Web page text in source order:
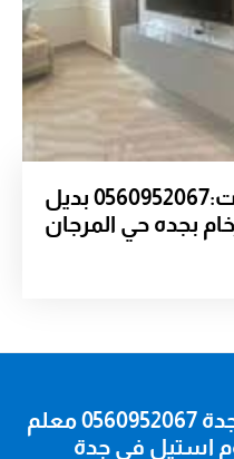
شغل بديل الرخام جدة ت:0560952067 بديل
بجده حي المرجان
معلم دهانات وديكورات بجدة 0560952067 معلم
استيل في جدة